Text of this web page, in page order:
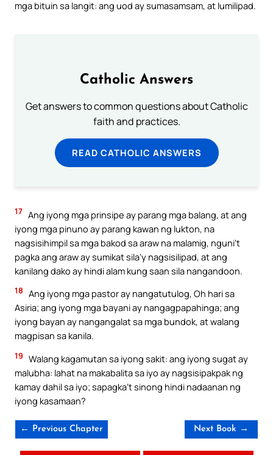
mga bituin sa langit: ang uod ay sumasamsam, at lumilipad.
Catholic Answers
Get answers to common questions about Catholic
faith and practices.
READ CATHOLIC ANSWERS
17 Ang iyong mga prinsipe ay parang mga balang, at ang
iyong mga pinuno ay parang kawan ng lukton, na
nagsisihimpil sa mga bakod sa araw na malamig, nguni’t
pagka ang araw ay sumikat sila’y nagsisilipad, at ang
kanilang dako ay hindi alam kung saan sila nangandoon.
18 Ang iyong mga pastor ay nangatutulog, Oh hari sa
Asiria; ang iyong mga bayani ay nangagpapahinga; ang
iyong bayan ay nangangalat sa mga bundok, at walang
magpisan sa kanila.
19 Walang kagamutan sa iyong sakit: ang iyong sugat ay
malubha: lahat na makabalita sa iyo ay nagsisipakpak ng
kamay dahil sa iyo; sapagka’t sinong hindi nadaanan ng
iyong kasamaan?
← Previous Chapter Next Book →